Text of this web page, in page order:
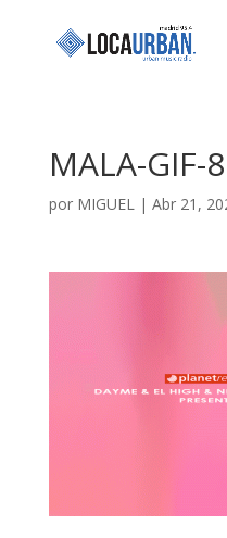
MALA-GIF-
por MIGUEL| Abr 21,